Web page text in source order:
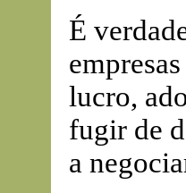
É
lucro,
fugir de
a